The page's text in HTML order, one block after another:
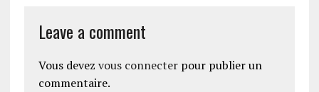
Leave a comment
Vous devez vous connecterpour publier un
commentaire.